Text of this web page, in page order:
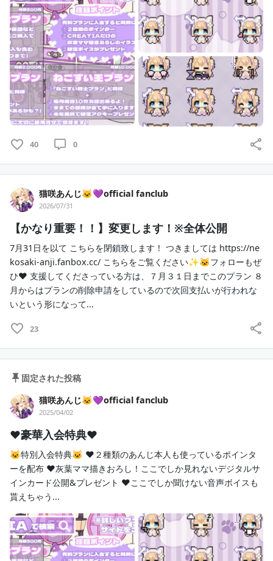
https://giftee.com/u/anji_nekosaki
Twitch
https://www.twitch.tv/anji_nekosaki
amazon
https://www.amazon.co.jp/hz/wishlist/ls/DZY6J9QVRSXR?
ref_=wl_share
୨
୧･･･････････････････････････････････････････････････
････････････････୨୧
40 0
猫咲あんじ🐱💜official fanclub
2026/07/31
【かなり重要！！】変更します！※全体公開
7月31日を以て こちらを閉鎖致します！ つきましては https://ne
kosaki-anji.fanbox.cc/ こちらをご覧ください✨🐱フォローもぜ
ひ❤ 支援してくださっている方は、７月３１日までこのプラン ８
月からはプランの削除申請をしているので次回支払いが行われな
いという形になって...
23
固定された投稿
猫咲あんじ🐱💜official fanclub
2025/04/02
♥豪華入会特典♥
🐱特別入会特典🐱 ♥２種類のあんじ本人も使っているポインタ
ーを配布 ♥灰葉ママ描きおろし！ここでしか見れないデジタルサ
インカード公開&プレゼント ♥ここでしか聞けない音声ボイスも
貰えちゃう...